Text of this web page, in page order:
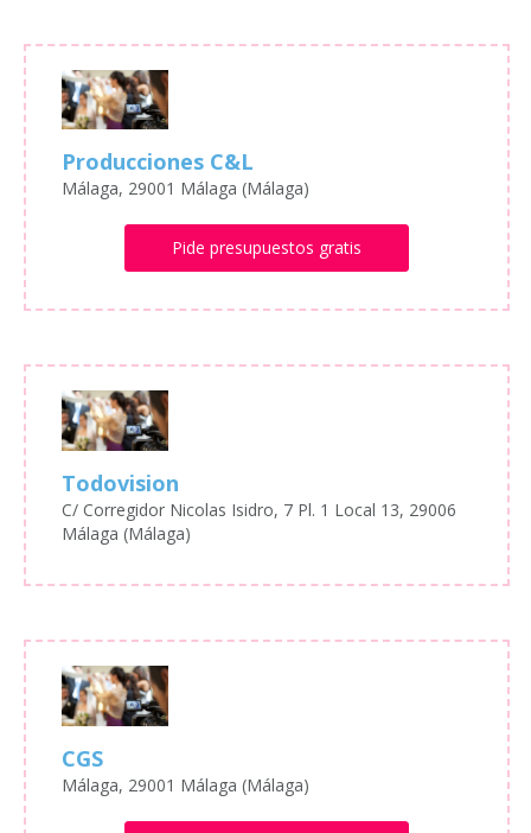
Producciones C&L
Málaga, 29001 Málaga (Málaga)
Pide presupuestos gratis
Todovision
C/ Corregidor Nicolas Isidro, 7 Pl. 1 Local 13, 29006
Málaga (Málaga)
CGS
Málaga, 29001 Málaga (Málaga)